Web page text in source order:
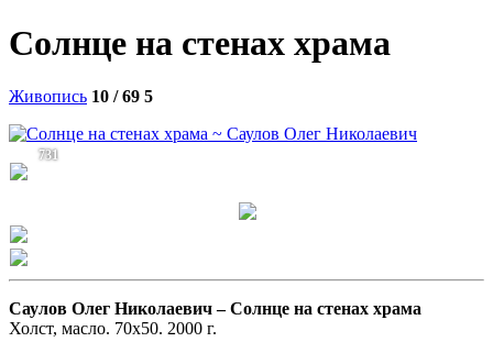
Солнце на стенах храма
Живопись 10 / 69 5
731
Саулов Олег Николаевич –Солнце на стенах храма
Холст, масло. 70х50. 2000 г.